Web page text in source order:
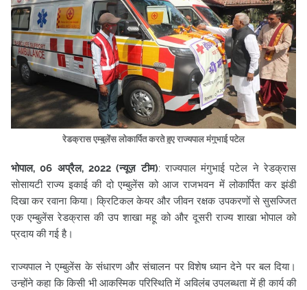
रेडक्रास एम्बुलेंस लोकार्पित करते हुए राज्यपाल मंगुभाई पटेल
भोपाल, 06 अप्रैल, 2022 (न्यूज़ टीम): राज्यपाल मंगुभाई पटेल ने रेडक्रास
सोसायटी राज्य इकाई की दो एम्बुलेंस को आज राजभवन में लोकार्पित कर झंडी
दिखा कर रवाना किया। क्रिटिकल केयर और जीवन रक्षक उपकरणों से सुसज्जित
एक एम्बुलेंस रेडक्रास की उप शाखा महू को और दूसरी राज्य शाखा भोपाल को
प्रदाय की गई है।
राज्यपाल ने एम्बुलेंस के संधारण और संचालन पर विशेष ध्यान देने पर बल दिया।
उन्होंने कहा कि किसी भी आकस्मिक परिस्थिति में अविलंब उपलब्धता में ही कार्य की